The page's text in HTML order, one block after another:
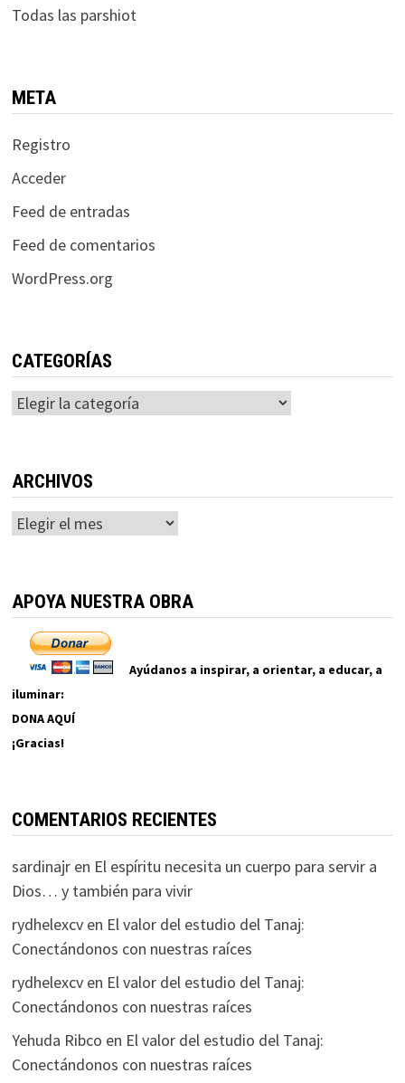
Todas las parshiot
META
Registro
Acceder
Feed de entradas
Feed de comentarios
WordPress.org
CATEGORÍAS
Categorías
ARCHIVOS
Archivos
APOYA NUESTRA OBRA
Ayúdanos a inspirar, a orientar, a educar, a
iluminar:
DONA AQUÍ
¡Gracias!
COMENTARIOS RECIENTES
sardinajren El espíritu necesita un cuerpo para servir a
Dios… y también para vivir
rydhelexcven El valor del estudio del Tanaj:
Conectándonos con nuestras raíces
rydhelexcven El valor del estudio del Tanaj:
Conectándonos con nuestras raíces
Yehuda Ribco en El valor del estudio del Tanaj:
Conectándonos con nuestras raíces